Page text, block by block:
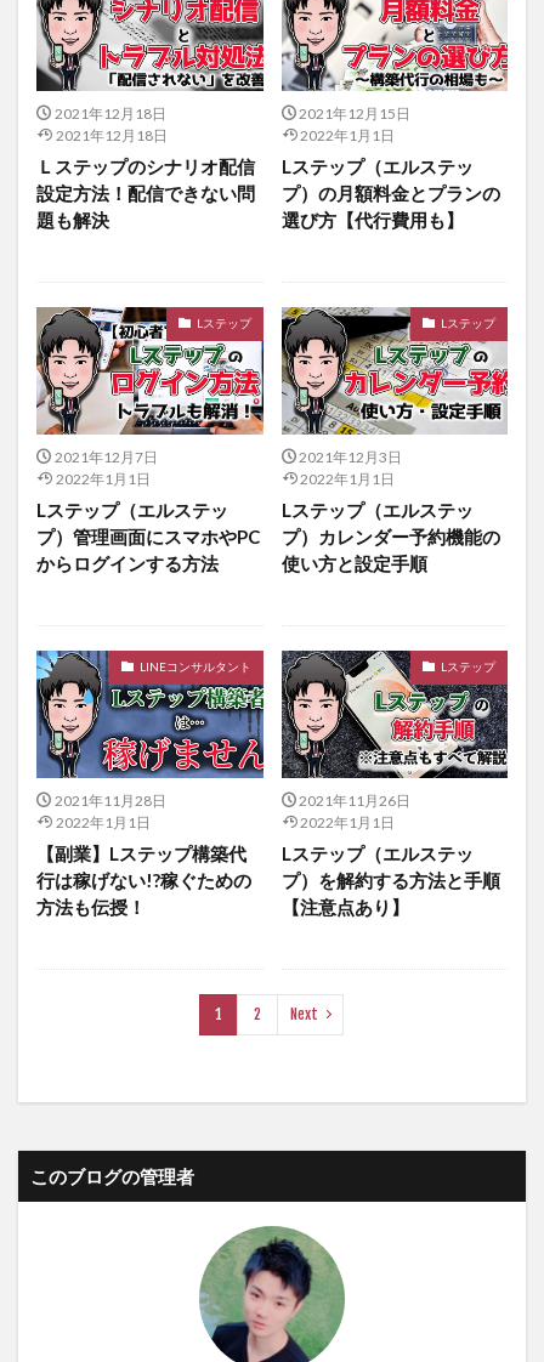
2021年12月18日
2021年12月18日
Ｌステップのシナリオ配信
設定方法！配信できない問
題も解決
2021年12月15日
2022年1月1日
Lステップ（エルステッ
プ）の月額料金とプランの
選び方【代行費用も】
Lステップ
2021年12月7日
2022年1月1日
Lステップ（エルステッ
プ）管理画面にスマホやPC
からログインする方法
Lステップ
2021年12月3日
2022年1月1日
Lステップ（エルステッ
プ）カレンダー予約機能の
使い方と設定手順
LINEコンサルタント
2021年11月28日
2022年1月1日
【副業】Lステップ構築代
行は稼げない!?稼ぐための
方法も伝授！
Lステップ
2021年11月26日
2022年1月1日
Lステップ（エルステッ
プ）を解約する方法と手順
【注意点あり】
1 2 Next
このブログの管理者